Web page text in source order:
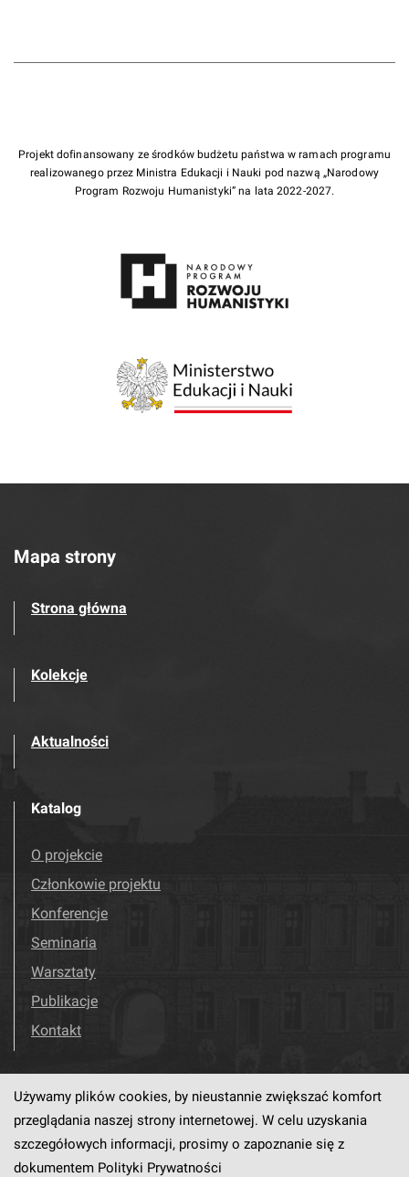
Projekt dofinansowany ze środków budżetu państwa w ramach programu
realizowanego przez Ministra Edukacji i Nauki pod nazwą „Narodowy
Program Rozwoju Humanistyki” na lata 2022-2027.
Mapa strony
Strona główna
Kolekcje
Aktualności
Katalog
O projekcie
Członkowie projektu
Konferencje
Seminaria
Warsztaty
Publikacje
Kontakt
Odwiedź nas! Facebook
Używamy plików cookies, by nieustannie zwiększać komfort
przeglądania naszej strony internetowej. W celu uzyskania
szczegółowych informacji, prosimy o zapoznanie się z
dokumentem Polityki Prywatności